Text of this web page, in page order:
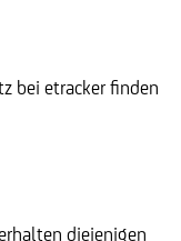
bei etracker finden
diejenigen